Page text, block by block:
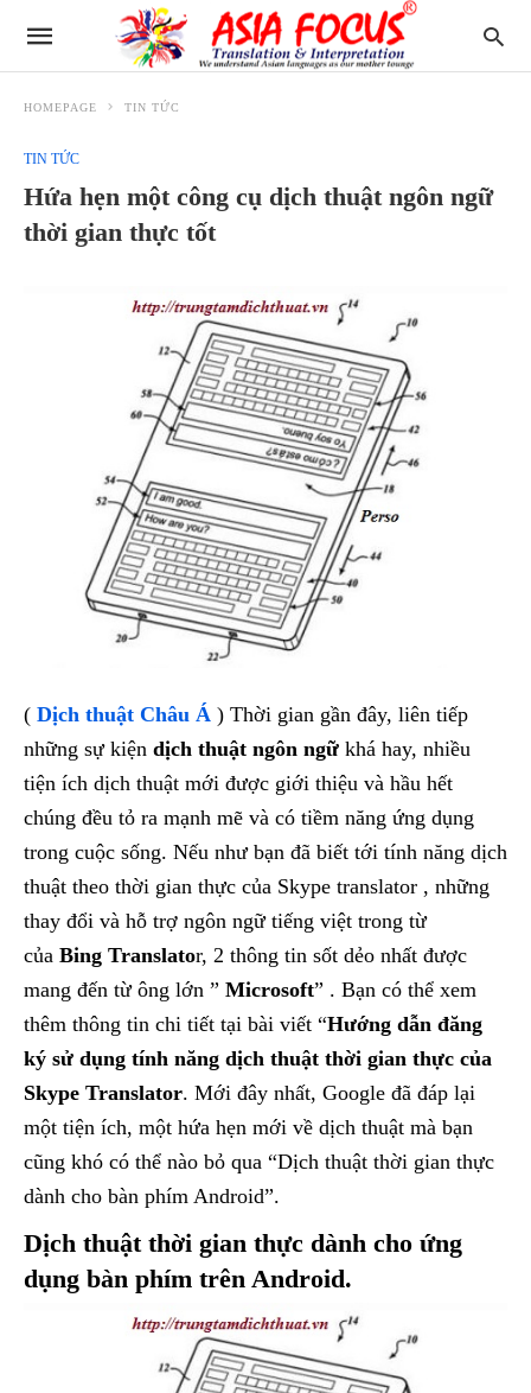
HOMEPAGE TIN TỨC
TIN TỨC
Hứa hẹn một công cụ dịch thuật ngôn ngữ
thời gian thực tốt
( Dịch thuật Châu Á ) Thời gian gần đây, liên tiếp
những sự kiện dịch thuật ngôn ngữ khá hay, nhiều
tiện ích dịch thuật mới được giới thiệu và hầu hết
chúng đều tỏ ra mạnh mẽ và có tiềm năng ứng dụng
trong cuộc sống. Nếu như bạn đã biết tới tính năng dịch
thuật theo thời gian thực của Skype translator , những
thay đổi và hỗ trợ ngôn ngữ tiếng việt trong từ
của Bing Translator, 2 thông tin sốt dẻo nhất được
mang đến từ ông lớn ” Microsoft” . Bạn có thể xem
thêm thông tin chi tiết tại bài viết “Hướng dẫn đăng
ký sử dụng tính năng dịch thuật thời gian thực của
Skype Translator. Mới đây nhất, Google đã đáp lại
một tiện ích, một hứa hẹn mới về dịch thuật mà bạn
cũng khó có thể nào bỏ qua “Dịch thuật thời gian thực
dành cho bàn phím Android”.
Dịch thuật thời gian thực dành cho ứng
dụng bàn phím trên Android.